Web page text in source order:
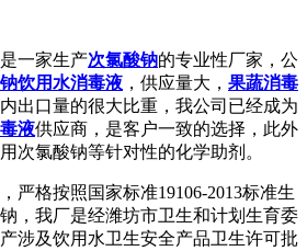
一家生产次氯酸钠的专业性厂家，公
饮用水消毒液 ，供应量大， 果蔬消毒
出口量的很大比重，我公司已经成为
液供应商，是客户一致的选择，此外
次氯酸钠等针对性的化学助剂。
格按照国家标准19106-2013标准生
，我厂是经潍坊市卫生和计划生育委
涉及饮用水卫生安全产品卫生许可批